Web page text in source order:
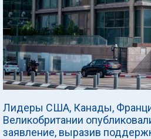
Лидеры США, Канады,
Великобритании
заявление, выразив